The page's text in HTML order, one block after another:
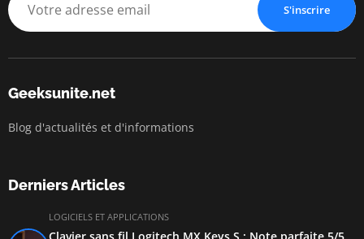
S'inscrire
Geeksunite.net
Blog d'actualités et d'informations
Derniers Articles
LOGICIELS ET APPLICATIONS